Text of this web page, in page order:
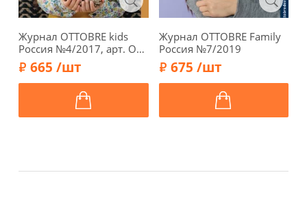
Журнал OTTOBRE kids
Россия №4/2017, арт. OT-
KR0417
665 /шт
Журнал OTTOBRE Family
Россия №7/2019
675 /шт